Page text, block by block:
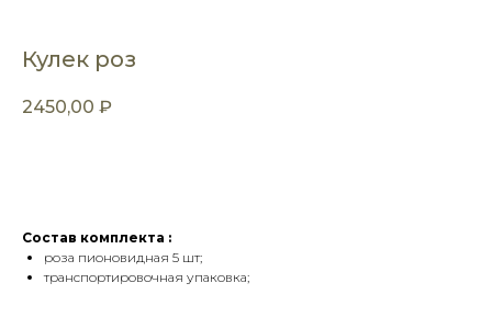
Кулек роз
2450,00 ₽
Состав комплекта :
роза пионовидная 5 шт;
транспортировочная упаковка;